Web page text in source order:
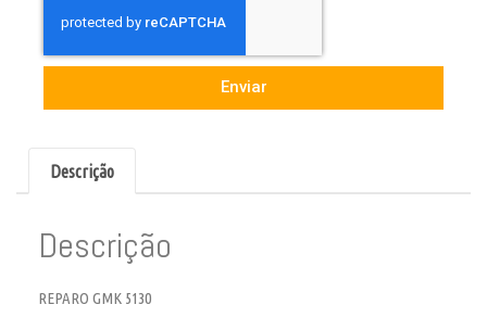
Enviar
Descrição
Descrição
REPARO GMK 5130